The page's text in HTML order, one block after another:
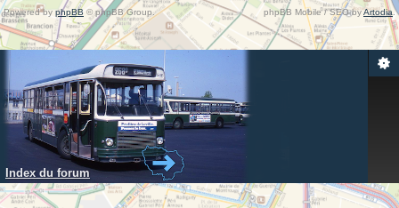
Powered byphpBB © phpBB Group. phpBB Mobile / SEO byArtodia .
Index du forum